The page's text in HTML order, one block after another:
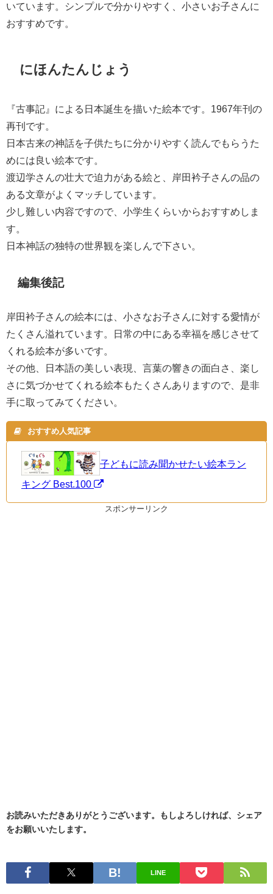
いています。シンプルで分かりやすく、小さいお子さんに
おすすめです。
にほんたんじょう
『古事記』による日本誕生を描いた絵本です。1967年刊の
再刊です。
日本古来の神話を子供たちに分かりやすく読んでもらうた
めには良い絵本です。
渡辺学さんの壮大で迫力がある絵と、岸田衿子さんの品の
ある文章がよくマッチしています。
少し難しい内容ですので、小学生くらいからおすすめしま
す。
日本神話の独特の世界観を楽しんで下さい。
編集後記
岸田衿子さんの絵本には、小さなお子さんに対する愛情が
たくさん溢れています。日常の中にある幸福を感じさせて
くれる絵本が多いです。
その他、日本語の美しい表現、言葉の響きの面白さ、楽し
さに気づかせてくれる絵本もたくさんありますので、是非
手に取ってみてください。
おすすめ人気記事
子どもに読み聞かせたい絵本ラン
キング Best.100
スポンサーリンク
お読みいただきありがとうございます。もしよろしければ、シェア
をお願いいたします。
LINE